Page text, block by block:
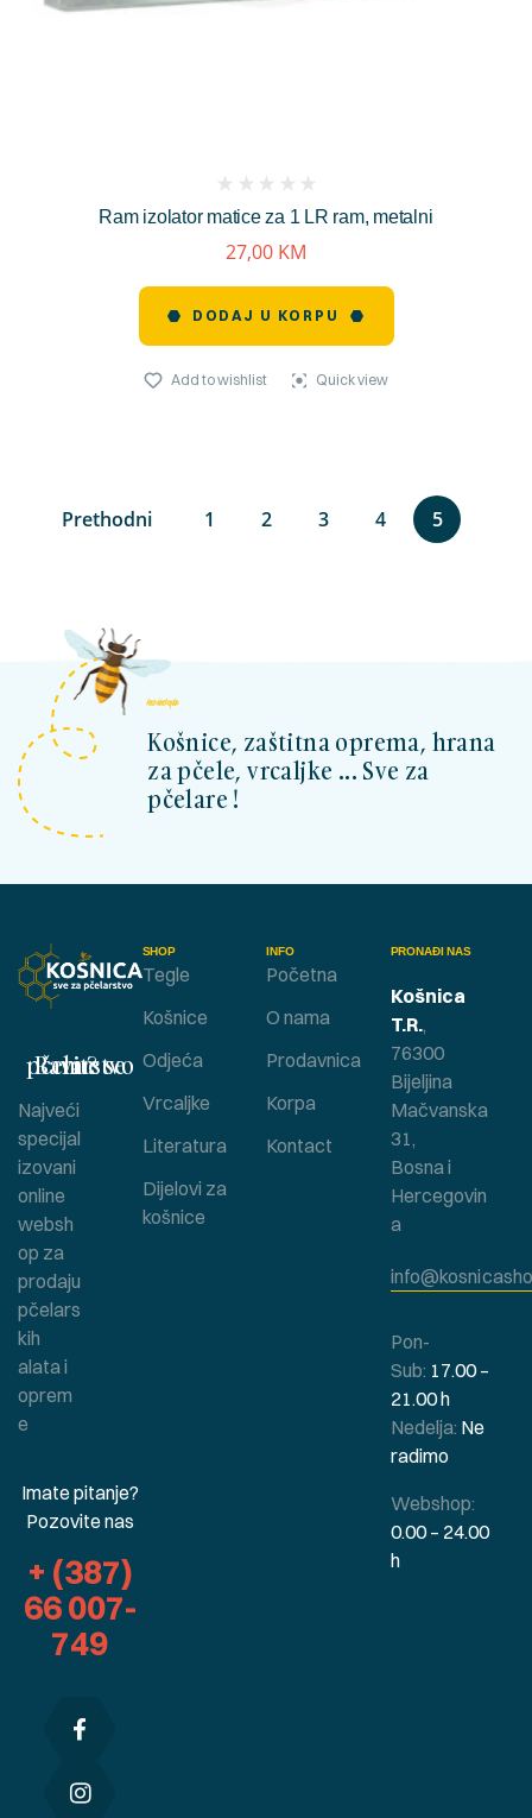
Ram izolator matice za 1 LR ram, metalni
reviews)
27,00 KM
DODAJ U KORPU
Add to wishlist Quick view
Prethodni 1 2 3 4 5
kosnicashop.ba
Košnice, zaštitna oprema, hrana
za pčele, vrcaljke ... Sve za
pčelare !
SHOP
Tegle
Košnice
Odjeća
Vrcaljke
Literatura
Dijelovi za
košnice
INFO
Početna
O nama
Prodavnica
Korpa
Kontact
Bavite se pčelarstvom ?
Najveći
specijal
izovani
online
websh
op za
prodaju
pčelars
kih
alata i
oprem
e
Imate pitanje?
Pozovite nas
+ (387)
66 007-
749
PRONAĐI NAS
Košnica
T.R.,
76300
Bijeljina
Mačvanska
31,
Bosna i
Hercegovin
a
Pon-
Sub: 17.00 –
21.00 h
Nedelja: Ne
radimo
Webshop:
0.00 – 24.00
h